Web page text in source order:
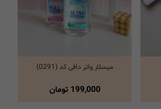
انتخاب گزینه ها
میسلار واتر دافی کد (0291)
199,000 تومان